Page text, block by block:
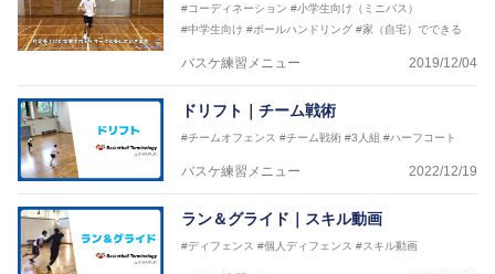
#コーディネーション #小学生向け（ミニバス）
#中学生向け #ボールハンドリング #家（自宅）でできる
バスケ練習メニュー 2019/12/04
ドリフト｜チーム戦術
#チームオフェンス #チーム戦術 #3人組 #ハーフコート
バスケ練習メニュー 2022/12/19
ラン＆グライド｜スキル動画
#ディフェンス #個人ディフェンス #スキル動画